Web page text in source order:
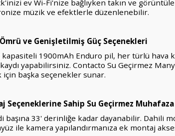
ev Wi-Fi'nize bağlıyken takın ve
müzik ve efektlerle düzenlenebilir.
ve Genişletilmiş Güç Seçenekleri
1900mAh Enduro pil, her türlü hava
yapabilirsiniz. Contacto Su Geçirmez
için başka seçenekler sunar.
Seçeneklerine Sahip Su Geçirmez Muhafaza
başına 33' derinliğe kadar dayanabilir. Dahili
ile kamera yapılandırmanıza ek montaj